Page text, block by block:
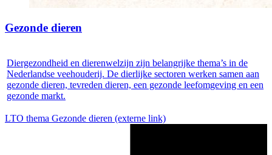
Gezonde dieren
Diergezondheid en dierenwelzijn zijn belangrijke thema’s in de
Nederlandse veehouderij. De dierlijke sectoren werken samen aan
gezonde dieren, tevreden dieren, een gezonde leefomgeving en een
gezonde markt.
LTO thema Gezonde dieren (externe link)